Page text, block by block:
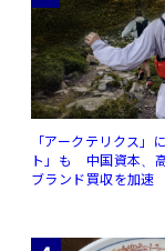
「アークテリクス」
ト」も 中国資本、
ブランド買収を加速